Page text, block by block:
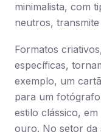
minimalista, com
neutros, transmite
Formatos
específicas,
exemplo, um
para um
estilo clássico,
ouro. No setor da